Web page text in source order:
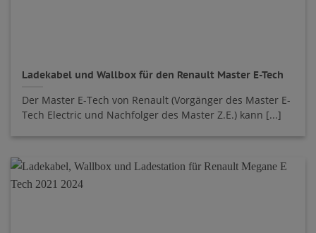
Ladekabel und Wallbox für den Renault Master E-Tech
Der Master E-Tech von Renault (Vorgänger des Master E-
Tech Electric und Nachfolger des Master Z.E.) kann [...]